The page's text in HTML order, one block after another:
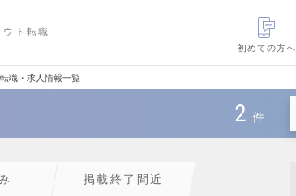
ト転職
初めての方へ
職・求人情報一覧
2 件
掲載終了間近